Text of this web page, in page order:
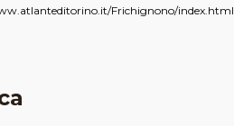
Frichignono/index.html